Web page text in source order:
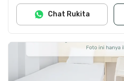
Chat Rukita